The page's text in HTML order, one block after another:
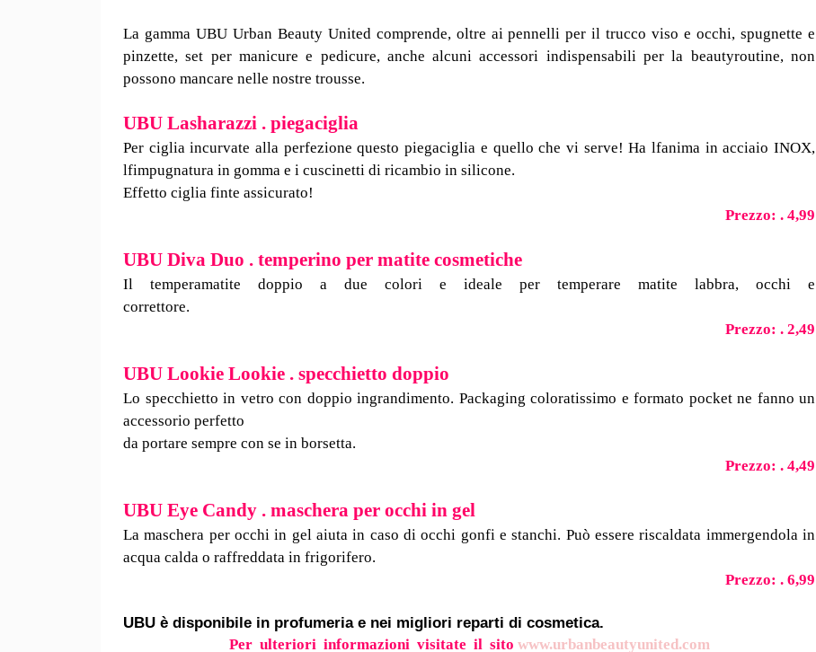
La gamma UBU Urban Beauty United comprende, oltre ai pennelli per il trucco viso e occhi, spugnette e
pinzette, set per manicure e pedicure, anche alcuni accessori indispensabili per la beautyroutine, non
possono mancare nelle nostre trousse.
UBU Lasharazzi . piegaciglia
Per ciglia incurvate alla perfezione questo piegaciglia e quello che vi serve! Ha lfanima in acciaio INOX,
lfimpugnatura in gomma e i cuscinetti di ricambio in silicone.
Effetto ciglia finte assicurato!
Prezzo: . 4,99
UBU Diva Duo . temperino per matite cosmetiche
Il temperamatite doppio a due colori e ideale per temperare matite labbra, occhi e
correttore.
Prezzo: . 2,49
UBU Lookie Lookie . specchietto doppio
Lo specchietto in vetro con doppio ingrandimento. Packaging coloratissimo e formato pocket ne fanno un
accessorio perfetto
da portare sempre con se in borsetta.
Prezzo: . 4,49
UBU Eye Candy . maschera per occhi in gel
La maschera per occhi in gel aiuta in caso di occhi gonfi e stanchi. Può essere riscaldata immergendola in
acqua calda o raffreddata in frigorifero.
Prezzo: . 6,99
UBU è disponibile in profumeria e nei migliori reparti di cosmetica.
Per ulteriori informazioni visitate il sito www.urbanbeautyunited.com